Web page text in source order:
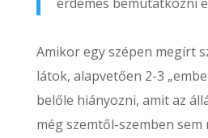
Amikor egy szépen megírt
látok, alapvetően 2-3
belőle hiányozni, amit az
még szemtől-szemben sem